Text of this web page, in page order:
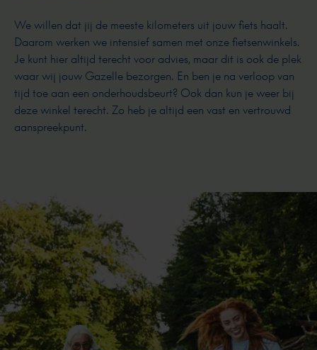
We willen dat jij de meeste kilometers uit jouw fiets haalt.
Daarom werken we intensief samen met onze fietsenwinkels.
Je kunt hier altijd terecht voor advies, maar dit is ook de plek
waar wij jouw Gazelle bezorgen. En ben je na verloop van
tijd toe aan een onderhoudsbeurt? Ook dan kun je weer bij
deze winkel terecht. Zo heb je altijd een vast en vertrouwd
aanspreekpunt.